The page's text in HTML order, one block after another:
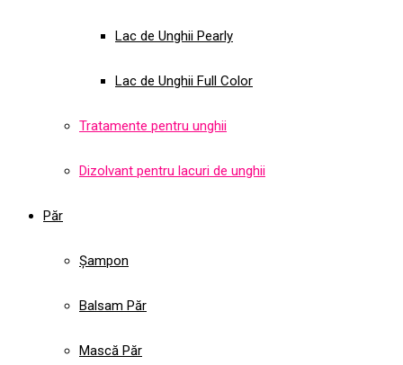
Lac de Unghii Pearly
Lac de Unghii Full Color
Tratamente pentru unghii
Dizolvant pentru lacuri de unghii
Păr
Șampon
Balsam Păr
Mască Păr